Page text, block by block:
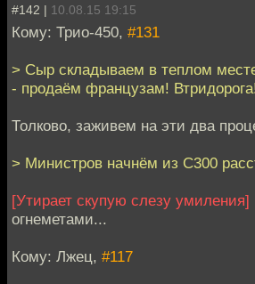
#142 | 10.08.15 19:15
Кому: Трио-450, #131
> Сыр складываем в теплом
- продаём французам!
Толково, заживем на эти два
> Министров начнём из С300
[Утирает скупую слезу умиления]
огнеметами...
Кому: Лжец, #117